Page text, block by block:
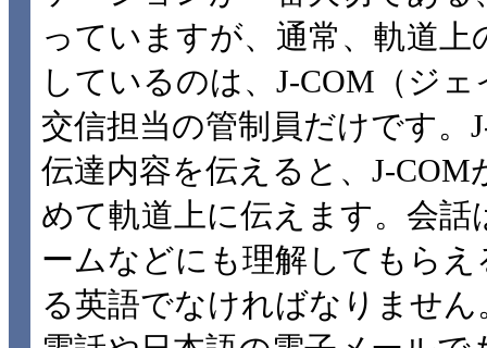
っていますが、通常、軌道上
しているのは、J-COM（ジ
交信担当の管制員だけです。
伝達内容を伝えると、J-
めて軌道上に伝えます。会話
ームなどにも理解してもら
る英語でなければなりません